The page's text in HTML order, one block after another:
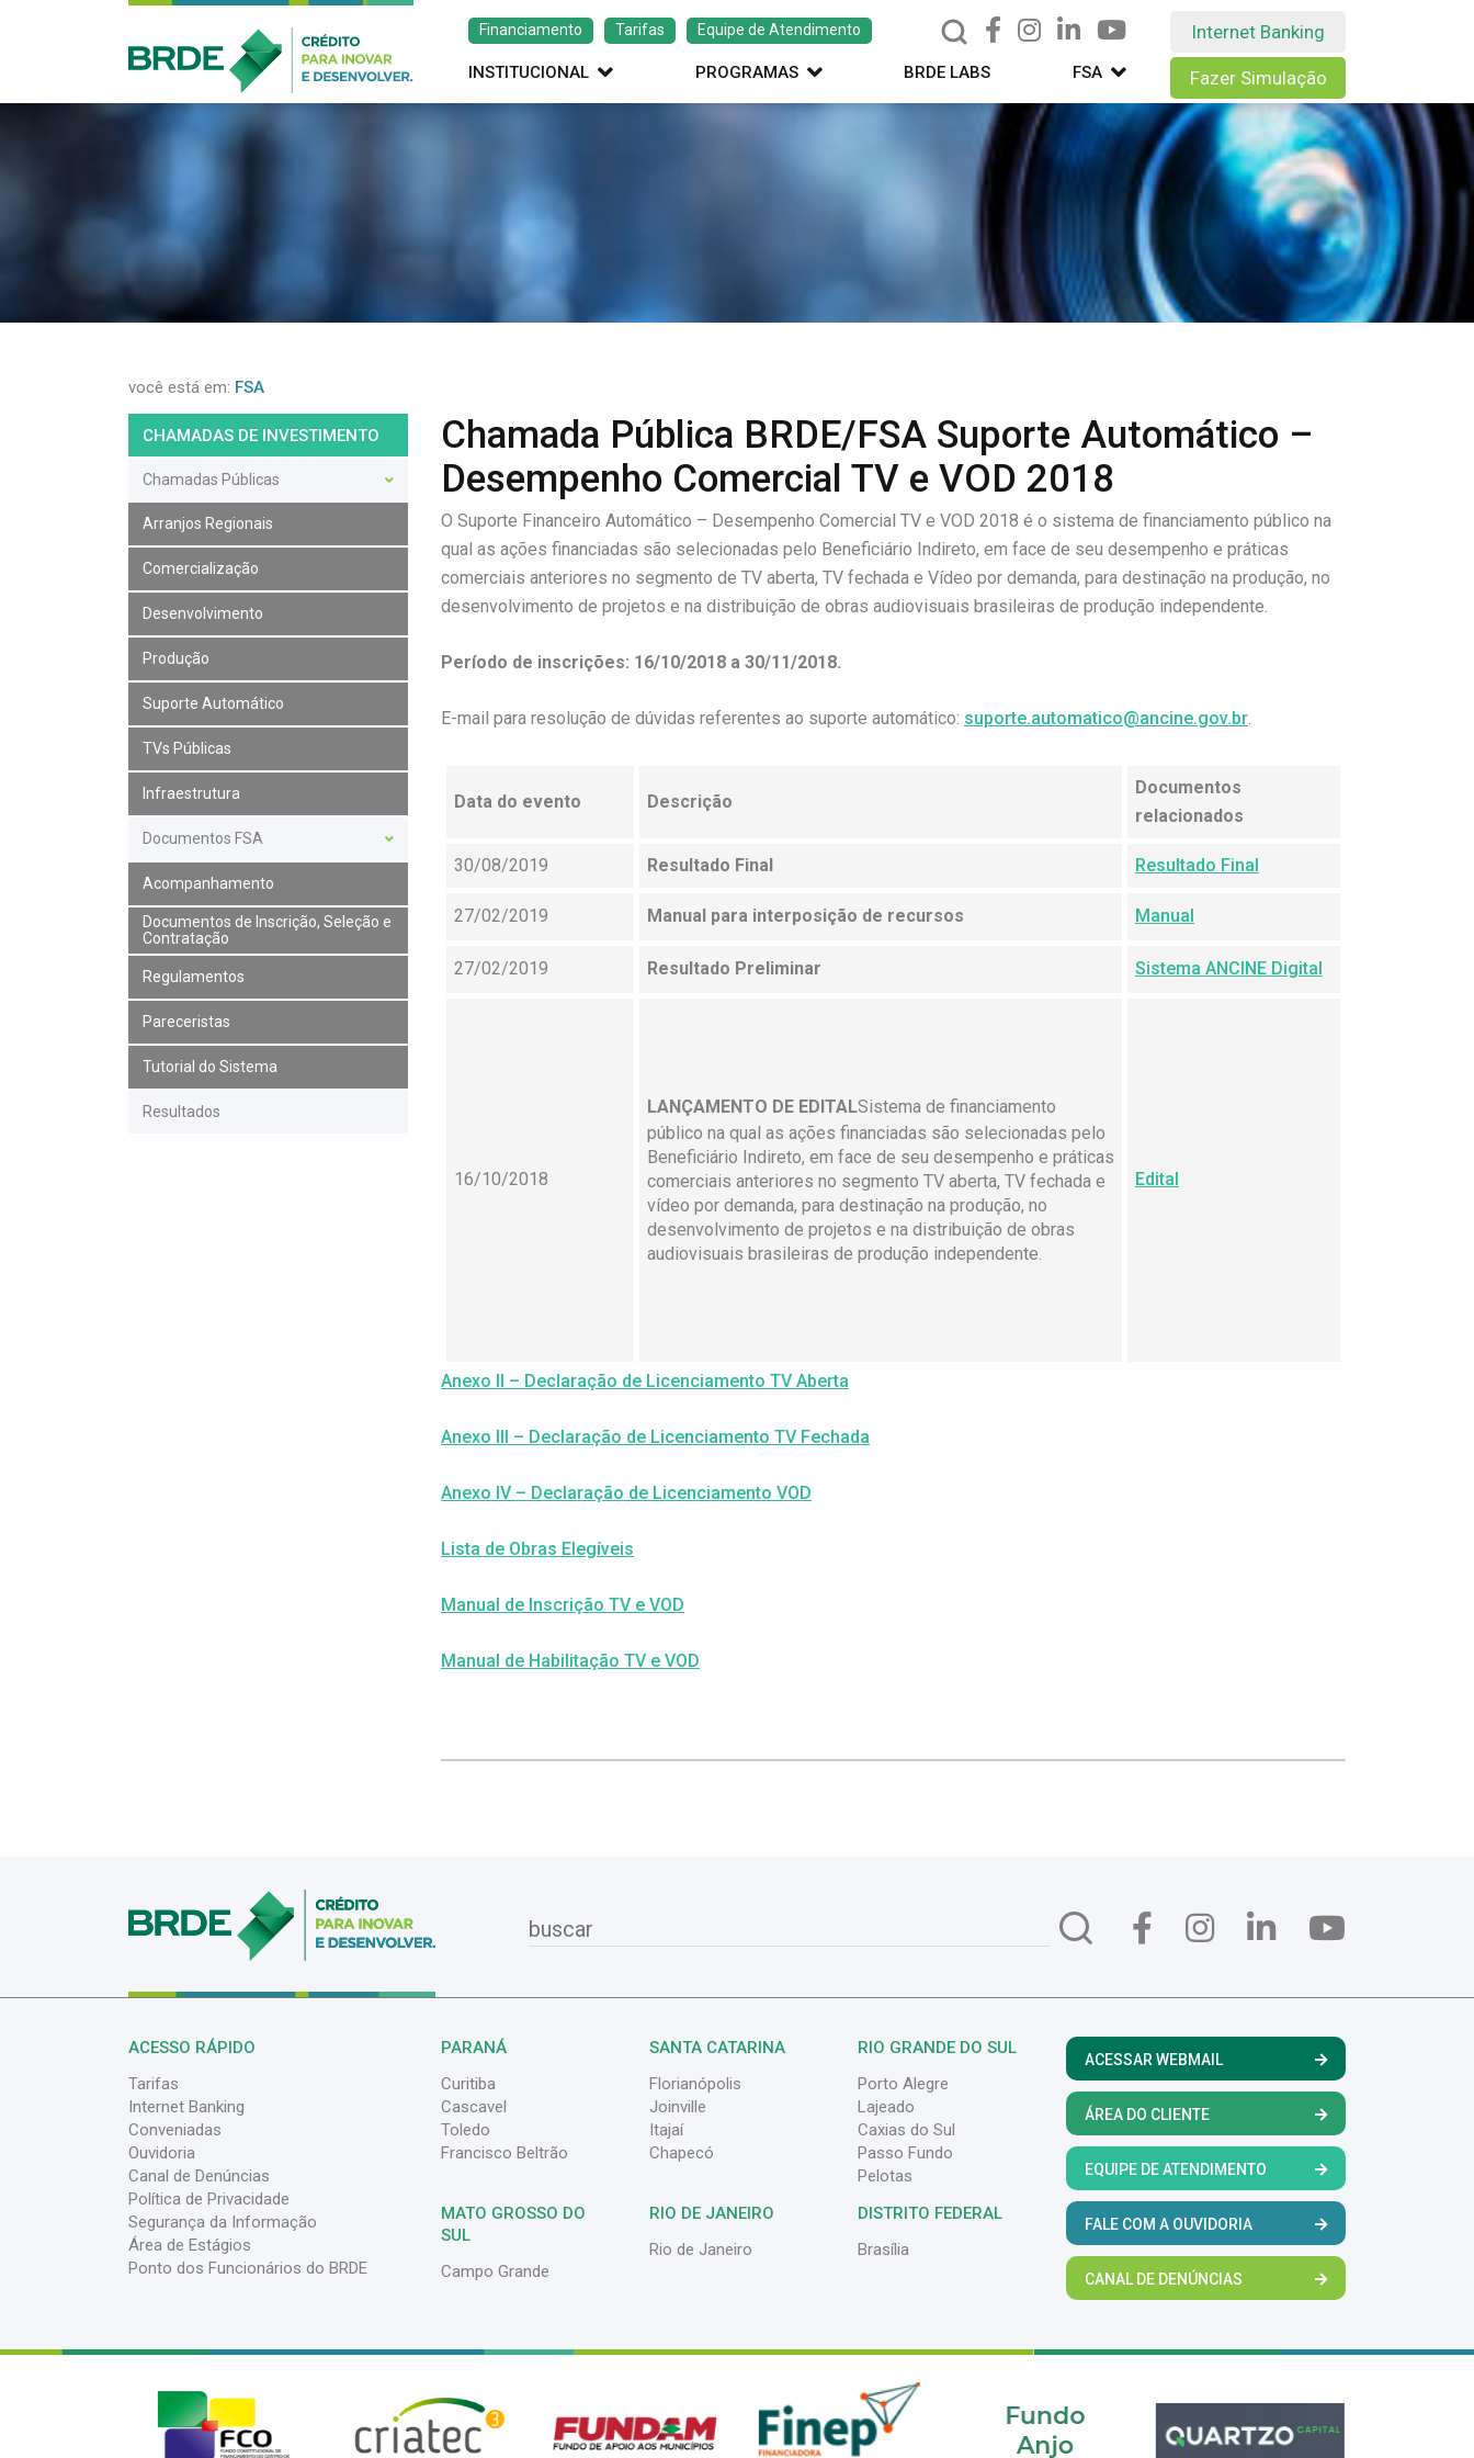
Financiamento Tarifas Equipe de Atendimento
INSTITUCIONAL PROGRAMAS BRDE LABS FSA
Internet Banking
Fazer Simulação
você está em: FSA
CHAMADAS DE INVESTIMENTO
Chamadas Públicas
Arranjos Regionais
Comercialização
Desenvolvimento
Produção
Suporte Automático
TVs Públicas
Infraestrutura
Documentos FSA
Acompanhamento
Documentos de Inscrição, Seleção e
Contratação
Regulamentos
Pareceristas
Tutorial do Sistema
Resultados
Chamada Pública BRDE/FSA Suporte Automático –
Desempenho Comercial TV e VOD 2018
O Suporte Financeiro Automático – Desempenho Comercial TV e VOD 2018 é o sistema de financiamento público na
qual as ações financiadas são selecionadas pelo Beneficiário Indireto, em face de seu desempenho e práticas
comerciais anteriores no segmento de TV aberta, TV fechada e Vídeo por demanda, para destinação na produção, no
desenvolvimento de projetos e na distribuição de obras audiovisuais brasileiras de produção independente.
Período de inscrições: 16/10/2018 a 30/11/2018.
E-mail para resolução de dúvidas referentes ao suporte automático: suporte.automatico@ancine.gov.br.
Data do evento Descrição
Documentos
relacionados
30/08/2019 Resultado Final Resultado Final
27/02/2019 Manual para interposição de recursos Manual
27/02/2019 Resultado Preliminar Sistema ANCINE Digital
16/10/2018
LANÇAMENTO DE EDITALSistema de financiamento
público na qual as ações financiadas são selecionadas pelo
Beneficiário Indireto, em face de seu desempenho e práticas
comerciais anteriores no segmento TV aberta, TV fechada e
vídeo por demanda, para destinação na produção, no
desenvolvimento de projetos e na distribuição de obras
audiovisuais brasileiras de produção independente.
Edital
Anexo II – Declaração de Licenciamento TV Aberta
Anexo III – Declaração de Licenciamento TV Fechada
Anexo IV – Declaração de Licenciamento VOD
Lista de Obras Elegíveis
Manual de Inscrição TV e VOD
Manual de Habilitação TV e VOD
ACESSO RÁPIDO
Tarifas
Internet Banking
Conveniadas
Ouvidoria
Canal de Denúncias
Política de Privacidade
Segurança da Informação
Área de Estágios
Ponto dos Funcionários do BRDE
PARANÁ
Curitiba
Cascavel
Toledo
Francisco Beltrão
SANTA CATARINA
Florianópolis
Joinville
Itajaí
Chapecó
RIO GRANDE DO SUL
Porto Alegre
Lajeado
Caxias do Sul
Passo Fundo
Pelotas
MATO GROSSO DO
SUL
Campo Grande
RIO DE JANEIRO
Rio de Janeiro
DISTRITO FEDERAL
Brasília
ACESSAR WEBMAIL
ÁREA DO CLIENTE
EQUIPE DE ATENDIMENTO
FALE COM A OUVIDORIA
CANAL DE DENÚNCIAS